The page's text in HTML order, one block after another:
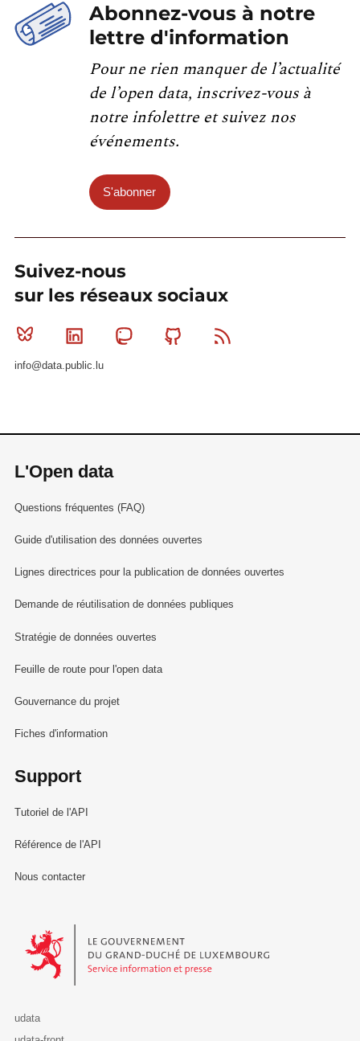
Abonnez-vous à notre
lettre d'information
Pour ne rien manquer de l’actualité
de l’open data, inscrivez-vous à
notre infolettre et suivez nos
événements.
S'abonner
Suivez-nous
sur les réseaux sociaux
Bluesky Linkedin MastodonGithub
info@data.public.lu
L'Open data
Questions fréquentes (FAQ)
Guide d'utilisation des données ouvertes
Lignes directrices pour la publication de données ouvertes
Demande de réutilisation de données publiques
Stratégie de données ouvertes
Feuille de route pour l'open data
Gouvernance du projet
Fiches d'information
Support
Tutoriel de l'API
Référence de l'API
Nous contacter
Le Gouvernement du Grand-Duché de Luxembourg - Service
udata